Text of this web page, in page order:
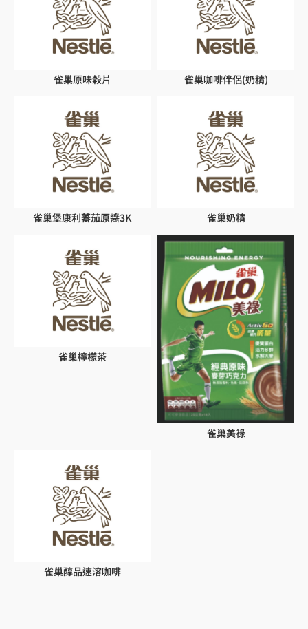
雀巢原味穀片 雀巢咖啡伴侶(奶精)
雀巢堡康利蕃茄原醬3K 雀巢奶精
雀巢檸檬茶
雀巢美祿
雀巢醇品速溶咖啡